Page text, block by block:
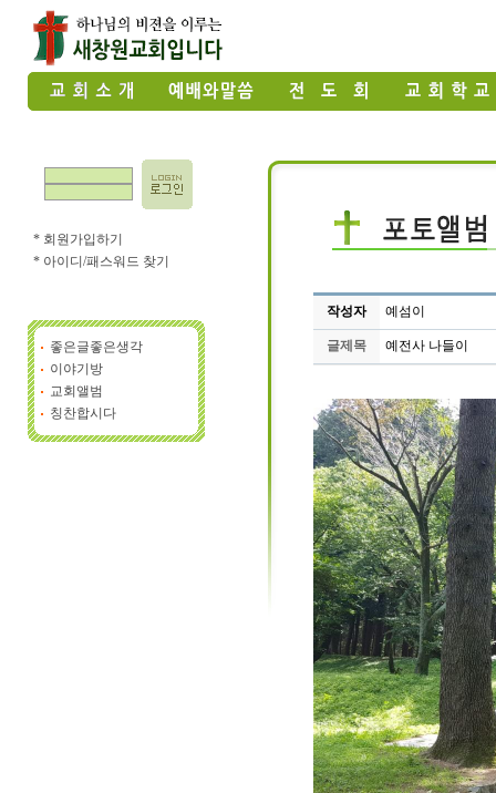
* 회원가입하기
* 아이디/패스워드 찾기
좋은글좋은생각
이야기방
교회앨범
칭찬합시다
작성자 예섬이
글제목 예전사 나들이